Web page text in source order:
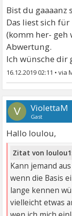
gemacht, dass
selbst zu tun
weiteren
Schiene
auch verliebt,
suchen nach
kurze
energie und
regelmäßig und
nicht mehr viel.
er weiß nicht ob
dann sagt er
etwas ähnliches
irgendwie nicht
wie es ist.
Kann jemand
Bist du gaaaanz
Das liest sich
(komm her- geh
Abwertung.
Ich wünsche dir
16.12.2019 02:11 •
V ViolettaM
Gast
Hallo loulou,
Zitat von
Kann jemand
wenn die Basis
lange kennen
vielleicht etwas